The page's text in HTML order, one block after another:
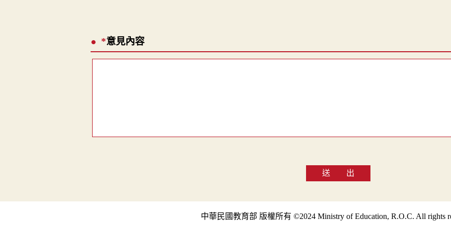
*意見內容
送 出
中華民國教育部 版權所有 ©2024 Ministry of Education, R.O.C. All rights